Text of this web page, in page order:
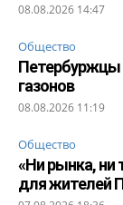
08.08.2026 14:47
Общество
Петербуржцы
газонов
08.08.2026 11:19
Общество
«Ни рынка, ни
для жителей